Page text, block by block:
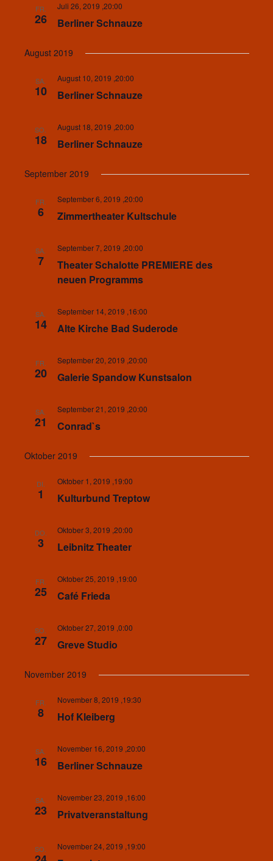
FR.
26 Berliner Schnauze
Juli 26, 2019 ,20:00
August 2019
SA.
10 Berliner Schnauze
August 10, 2019 ,20:00
SO.
18 Berliner Schnauze
August 18, 2019 ,20:00
September 2019
FR.
6 Zimmertheater Kultschule
September 6, 2019 ,20:00
SA.
7
Theater Schalotte PREMIERE des
neuen Programms
September 7, 2019 ,20:00
SA.
14 Alte Kirche Bad Suderode
September 14, 2019 ,16:00
FR.
20 Galerie Spandow Kunstsalon
September 20, 2019 ,20:00
SA.
21 Conrad`s
September 21, 2019 ,20:00
Oktober 2019
DI.
1 Kulturbund Treptow
Oktober 1, 2019 ,19:00
DO.
3 Leibnitz Theater
Oktober 3, 2019 ,20:00
FR.
25 Café Frieda
Oktober 25, 2019 ,19:00
SO.
27 Greve Studio
Oktober 27, 2019 ,0:00
November 2019
FR.
8 Hof Kleiberg
November 8, 2019 ,19:30
SA.
16 Berliner Schnauze
November 16, 2019 ,20:00
SA.
23 Privatveranstaltung
November 23, 2019 ,16:00
SO. November 24, 2019 ,19:00